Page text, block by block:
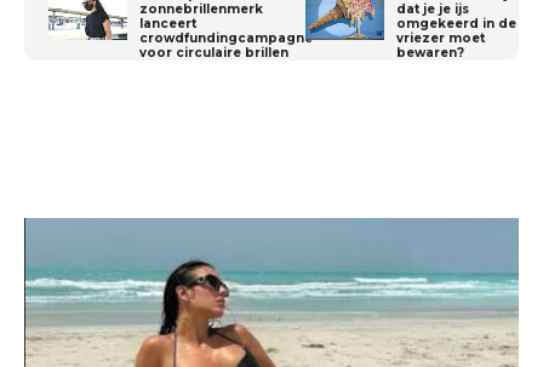
zonnebrillenmerk
lanceert
crowdfundingcampagne
voor circulaire brillen
dat je je ijs
omgekeerd in de
vriezer moet
bewaren?